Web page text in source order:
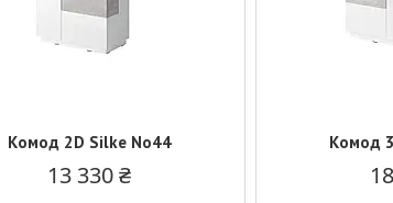
Комод 2D Silke No44
13 330 ₴
Комод